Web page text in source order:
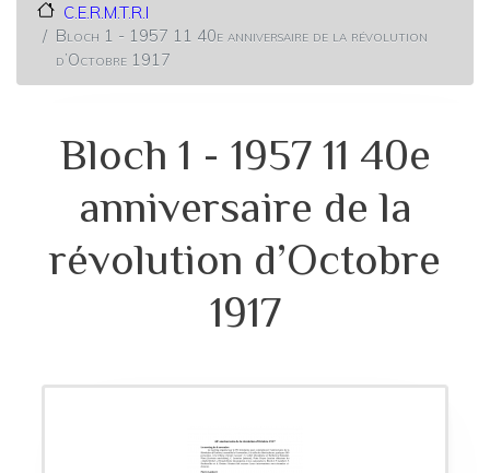
C.E.R.M.T.R.I
Bloch 1 - 1957 11 40e anniversaire de la révolution
d’Octobre 1917
Bloch 1 - 1957 11 40e
anniversaire de la
révolution d’Octobre
1917